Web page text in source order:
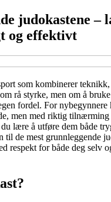
judokastene –
og effektivt
som kombinerer
rå styrke, men om å bruke
fordel. For nybegynnere
men med riktig tilnærming
lære å utføre dem både
til de mest grunnleggende
respekt for både deg selv